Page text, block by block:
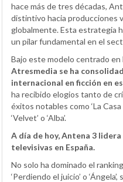
hace más de tres décadas,
distintivo hacia producciones
globalmente. Esta estrategia
un pilar fundamental en el
Bajo este modelo centrado
Atresmedia se ha
internacional en ficción en
ha recibido elogios tanto de
éxitos notables como ‘La Casa
‘Velvet’ o ‘Alba’.
A día de hoy, Antena 3
televisivas en España.
No solo ha dominado el
‘Perdiendo el juicio’ o